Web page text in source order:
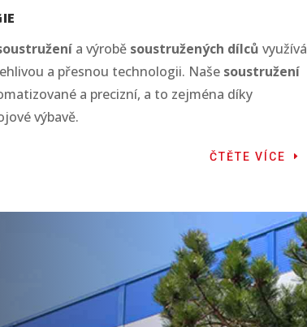
a výrobě soustružených dílců využívá
a přesnou technologii. Naše soustružení
a precizní, a to zejména díky
výbavě.
ČTĚTE VÍCE